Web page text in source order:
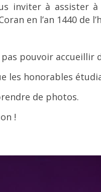
inviter à assister à
en l’an 1440 de
pouvoir accueillir
les honorables
de photos.
!